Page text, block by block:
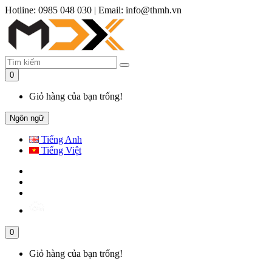
Hotline: 0985 048 030 | Email: info@thmh.vn
0
Giỏ hàng của bạn trống!
Ngôn ngữ
Tiếng Anh
Tiếng Việt
0
Giỏ hàng của bạn trống!